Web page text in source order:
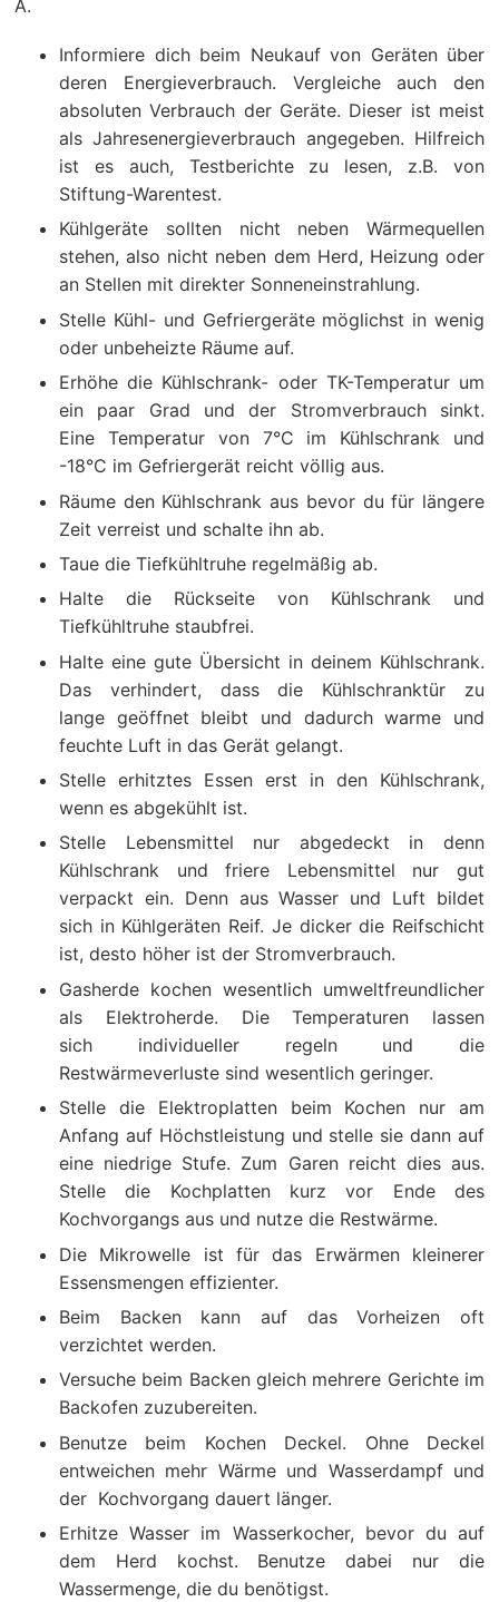
A.
Informiere dich beim Neukauf von Geräten über
deren Energieverbrauch. Vergleiche auch den
absoluten Verbrauch der Geräte. Dieser ist meist
als Jahresenergieverbrauch angegeben. Hilfreich
ist es auch, Testberichte zu lesen, z.B. von
Stiftung-Warentest.
Kühlgeräte sollten nicht neben Wärmequellen
stehen, also nicht neben dem Herd, Heizung oder
an Stellen mit direkter Sonneneinstrahlung.
Stelle Kühl- und Gefriergeräte möglichst in wenig
oder unbeheizte Räume auf.
Erhöhe die Kühlschrank- oder TK-Temperatur um
ein paar Grad und der Stromverbrauch sinkt.
Eine Temperatur von 7°C im Kühlschrank und
-18°C im Gefriergerät reicht völlig aus.
Räume den Kühlschrank aus bevor du für längere
Zeit verreist und schalte ihn ab.
Taue die Tiefkühltruhe regelmäßig ab.
Halte die Rückseite von Kühlschrank und
Tiefkühltruhe staubfrei.
Halte eine gute Übersicht in deinem Kühlschrank.
Das verhindert, dass die Kühlschranktür zu
lange geöffnet bleibt und dadurch warme und
feuchte Luft in das Gerät gelangt.
Stelle erhitztes Essen erst in den Kühlschrank,
wenn es abgekühlt ist.
Stelle Lebensmittel nur abgedeckt in denn
Kühlschrank und friere Lebensmittel nur gut
verpackt ein. Denn aus Wasser und Luft bildet
sich in Kühlgeräten Reif. Je dicker die Reifschicht
ist, desto höher ist der Stromverbrauch.
Gasherde kochen wesentlich umweltfreundlicher
als Elektroherde. Die Temperaturen lassen
sich individueller regeln und die
Restwärmeverluste sind wesentlich geringer.
Stelle die Elektroplatten beim Kochen nur am
Anfang auf Höchstleistung und stelle sie dann auf
eine niedrige Stufe. Zum Garen reicht dies aus.
Stelle die Kochplatten kurz vor Ende des
Kochvorgangs aus und nutze die Restwärme.
Die Mikrowelle ist für das Erwärmen kleinerer
Essensmengen effizienter.
Beim Backen kann auf das Vorheizen oft
verzichtet werden.
Versuche beim Backen gleich mehrere Gerichte im
Backofen zuzubereiten.
Benutze beim Kochen Deckel. Ohne Deckel
entweichen mehr Wärme und Wasserdampf und
der Kochvorgang dauert länger.
Erhitze Wasser im Wasserkocher, bevor du auf
dem Herd kochst. Benutze dabei nur die
Wassermenge, die du benötigst.